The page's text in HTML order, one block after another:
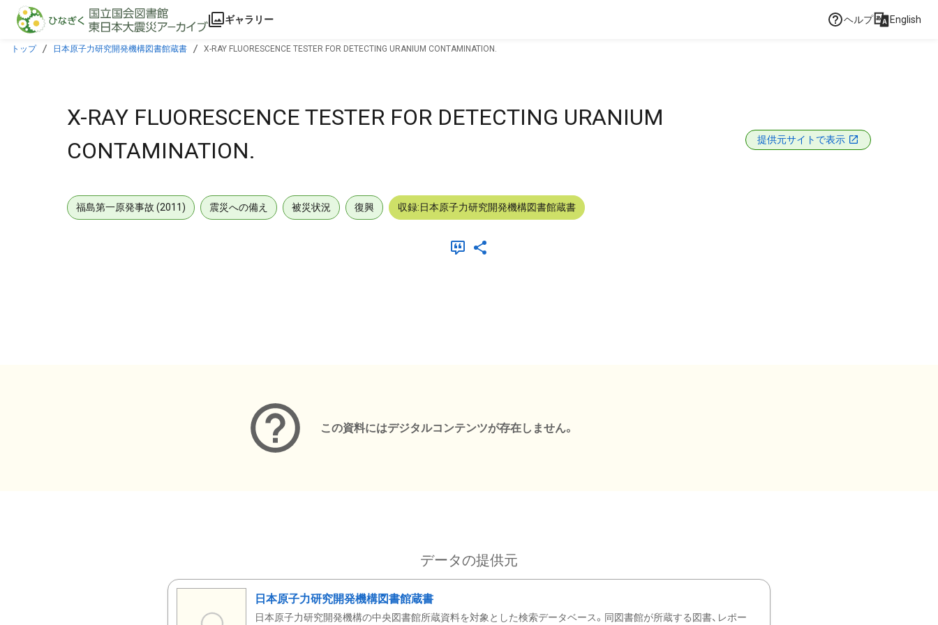
本文に飛ぶ
ギャラリー ヘルプ English
トップ 日本原子力研究開発機構図書館蔵書 X-RAY FLUORESCENCE TESTER FOR DETECTING URANIUM CONTAMINATION.
X-RAY FLUORESCENCE TESTER FOR DETECTING URANIUM
CONTAMINATION.
提供元サイトで表示
福島第一原発事故 (2011) 震災への備え 被災状況 復興 収録:日本原子力研究開発機構図書館蔵書
この資料にはデジタルコンテンツが存在しません。
データの提供元
日本原子力研究開発機構図書館蔵書
日本原子力研究開発機構の中央図書館所蔵資料を対象とした検索データベース。同図書館が所蔵する図書、レポー